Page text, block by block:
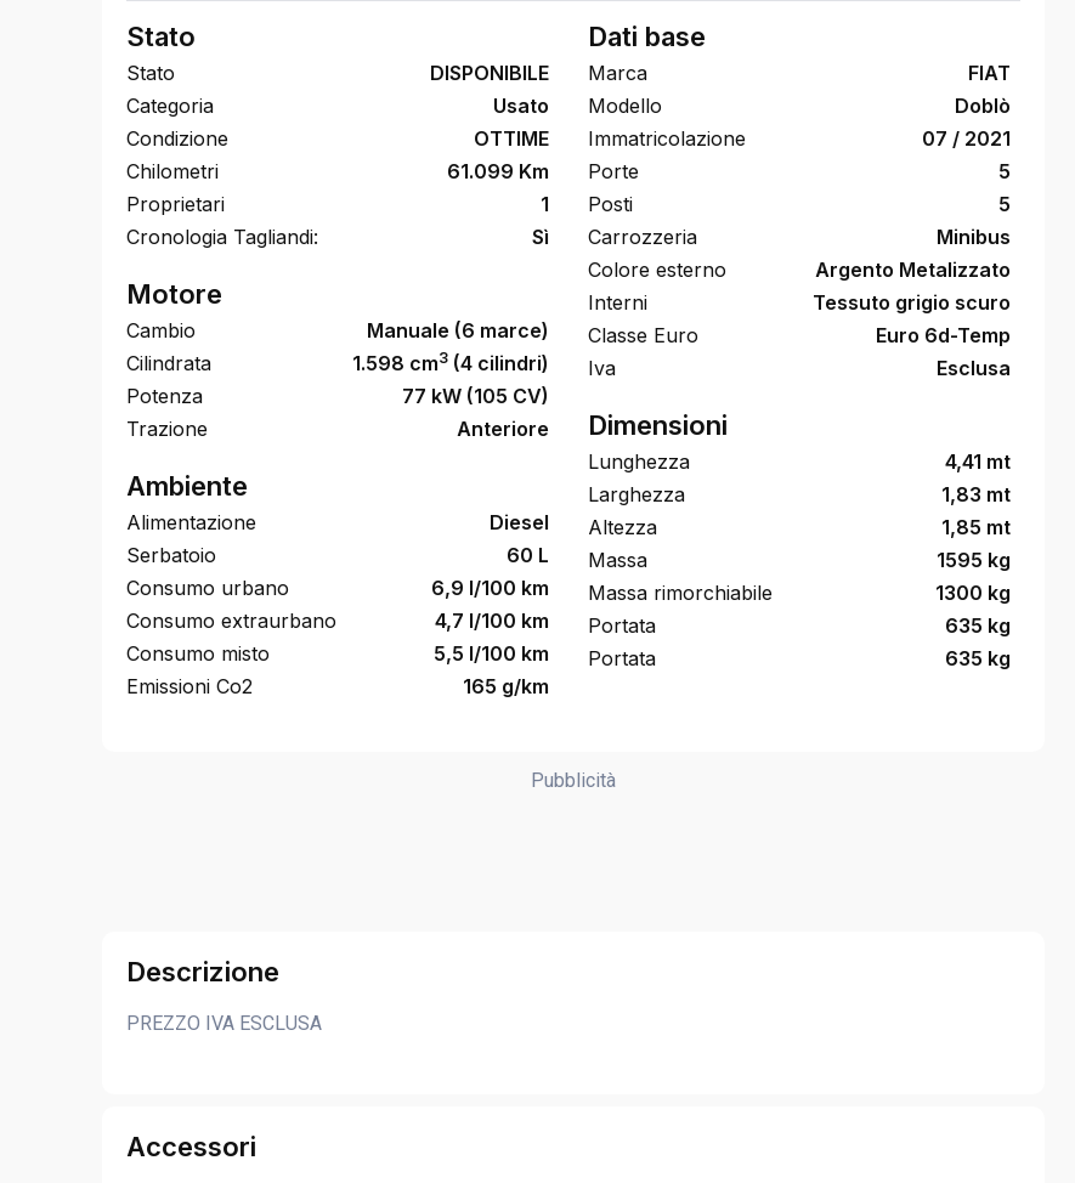
Stato
Stato
DISPONIBILE
Categoria
Usato
Condizione
OTTIME
Chilometri
61.099 Km
Proprietari
1
Cronologia Tagliandi:
Sì
Motore
Cambio
Manuale (6 marce)
Cilindrata
1.598 cm3 (4 cilindri)
Potenza
77 kW (105 CV)
Trazione
Anteriore
Ambiente
Alimentazione
Diesel
Serbatoio
60 L
Consumo urbano
6,9 l/100 km
Consumo extraurbano
4,7 l/100 km
Consumo misto
5,5 l/100 km
Emissioni Co2
165 g/km
Dati base
Marca
FIAT
Modello
Doblò
Immatricolazione
07 / 2021
Porte
5
Posti
5
Carrozzeria
Minibus
Colore esterno
Argento Metalizzato
Interni
Tessuto grigio scuro
Classe Euro
Euro 6d-Temp
Iva
Esclusa
Dimensioni
Lunghezza
4,41 mt
Larghezza
1,83 mt
Altezza
1,85 mt
Massa
1595 kg
Massa rimorchiabile
1300 kg
Portata
635 kg
Portata
635 kg
Pubblicità
Descrizione
PREZZO IVA ESCLUSA
Accessori